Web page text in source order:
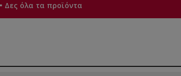
Δες όλα τα προϊόντα